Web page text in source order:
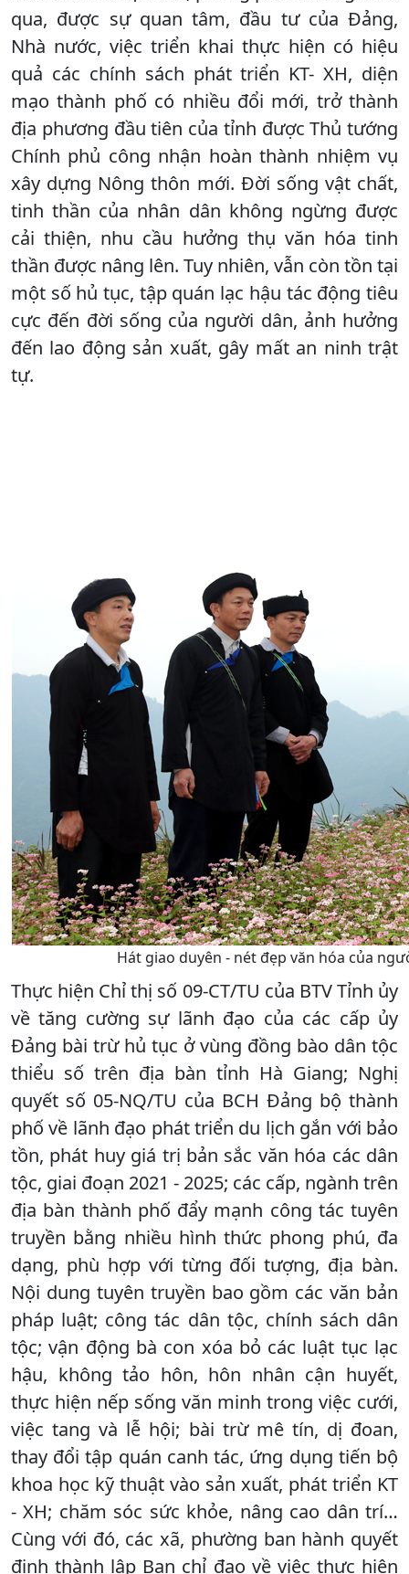
qua, được sự quan tâm, đầu tư của Đảng,
Nhà nước, việc triển khai thực hiện có hiệu
quả các chính sách phát triển KT- XH, diện
mạo thành phố có nhiều đổi mới, trở thành
địa phương đầu tiên của tỉnh được Thủ tướng
Chính phủ công nhận hoàn thành nhiệm vụ
xây dựng Nông thôn mới. Đời sống vật chất,
tinh thần của nhân dân không ngừng được
cải thiện, nhu cầu hưởng thụ văn hóa tinh
thần được nâng lên. Tuy nhiên, vẫn còn tồn tại
một số hủ tục, tập quán lạc hậu tác động tiêu
cực đến đời sống của người dân, ảnh hưởng
đến lao động sản xuất, gây mất an ninh trật
tự.
Hát giao duyên - nét đẹp văn hóa của
Thực hiện Chỉ thị số 09-CT/TU của BTV Tỉnh ủy
về tăng cường sự lãnh đạo của các cấp ủy
Đảng bài trừ hủ tục ở vùng đồng bào dân tộc
thiểu số trên địa bàn tỉnh Hà Giang; Nghị
quyết số 05-NQ/TU của BCH Đảng bộ thành
phố về lãnh đạo phát triển du lịch gắn với bảo
tồn, phát huy giá trị bản sắc văn hóa các dân
tộc, giai đoạn 2021 - 2025; các cấp, ngành trên
địa bàn thành phố đẩy mạnh công tác tuyên
truyền bằng nhiều hình thức phong phú, đa
dạng, phù hợp với từng đối tượng, địa bàn.
Nội dung tuyên truyền bao gồm các văn bản
pháp luật; công tác dân tộc, chính sách dân
tộc; vận động bà con xóa bỏ các luật tục lạc
hậu, không tảo hôn, hôn nhân cận huyết,
thực hiện nếp sống văn minh trong việc cưới,
việc tang và lễ hội; bài trừ mê tín, dị đoan,
thay đổi tập quán canh tác, ứng dụng tiến bộ
khoa học kỹ thuật vào sản xuất, phát triển KT
- XH; chăm sóc sức khỏe, nâng cao dân trí…
Cùng với đó, các xã, phường ban hành quyết
định thành lập Ban chỉ đạo về việc thực hiện